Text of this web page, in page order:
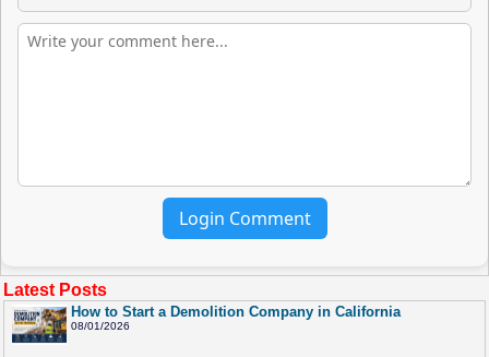
Login Comment
Latest Posts
How to Start a Demolition Company in California
08/01/2026